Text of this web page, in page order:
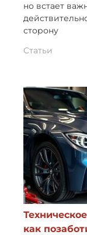
но встает
сторону
Статьи
как